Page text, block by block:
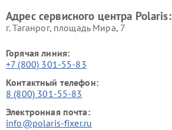
Адрес сервисного центра Polaris:
г. Таганрог, площадь Мира, 7
Горячая линия:
+7 (800) 301-55-83
Контактный телефон:
8 (800) 301-55-83
Электронная почта:
info@polaris-fixer.ru